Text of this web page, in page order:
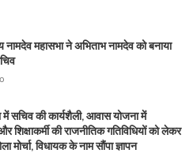
महासभा ने अभिताभ नामदेव को बनाया
सचिव की कार्यशैली, आवास योजना में
शिक्षाकर्मी की राजनीतिक गतिविधियों को लेकर
मोर्चा, विधायक के नाम सौंपा ज्ञापन